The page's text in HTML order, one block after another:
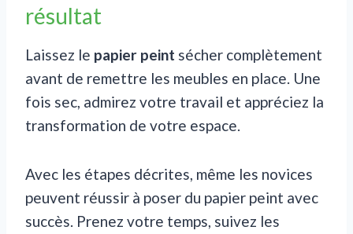
résultat
Laissez le papier peint sécher complètement
avant de remettre les meubles en place. Une
fois sec, admirez votre travail et appréciez la
transformation de votre espace.
Avec les étapes décrites, même les novices
peuvent réussir à poser du papier peint avec
succès. Prenez votre temps, suivez les